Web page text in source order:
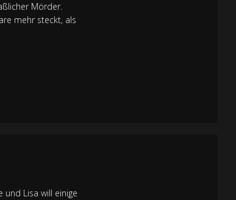
Mörder.
mehr steckt, als
und Lisa will einige